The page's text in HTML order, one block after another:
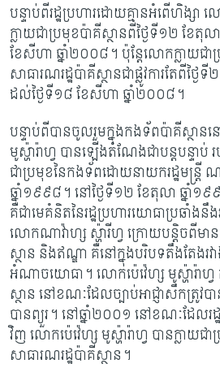
បន្ទាប់ពីរដ្ឋប្រហារដោយគ្មានអំពើហិង្សា ល
ក្លាយជាប្រមុខ​ប៉ាគីស្ថាន​ពីថ្ងៃទី១២ ខែតុ
ខែសីហា ឆ្នាំ២០០៨។ ប៉ុន្តែលោក​ក្លាយ​ជា​
សាធារណរដ្ឋប៉ាគីស្ថានជាផ្លូវការ​តែពីថ្ង
ដល់​ថ្ងៃ​ទី​១៨ ខែសីហា ឆ្នាំ២០០៨។
បន្ទាប់ពីបានចូលរួមក្នុងកងទ័ពប៉ាគីស្ថាន
មូស្ហ៉ារ៉ាហ្វ បានឡើង​តំណែង​ជាបន្តបន្ទា
ជាប្រមុខនៃកងទ័ពដោយ​នាយក​រដ្ឋមន្រ្តី ណ
ឆ្នាំ១៩៩៨។ នៅថ្ងៃទី១២ ខែតុលា ឆ្នាំ១៩
គឺជាមេគំនិតនៃរដ្ឋប្រហារយោធាប្រឆាំងនឹ
លោក​ណាវ៉ាហ្ស ស្ហ៉ារីហ្វ ក្រោយបន្តិចពីមាន
ស្ថាន និងឥណ្ឌា គឺនៅក្នុង​បរិបទ​​តឹងតែង
អំណាចយោធា។ លោកប៉េវ៉េហ្ស មូស្ហ៉ារ៉ាហ្
ស្ថាន នៅខណៈដែលច្បាប់អាជ្ញាសឹកត្រូវបា
បាន​ព្យួរ។ នៅឆ្នាំ២០០១ នៅខណៈ​ដែលរដ្ឋ
វិញ លោកប៉េវ៉េហ្ស មូស្ហ៉ារ៉ាហ្វ បាន​ក្លាយជាប្
សាធារណរដ្ឋប៉ាគីស្ថាន។